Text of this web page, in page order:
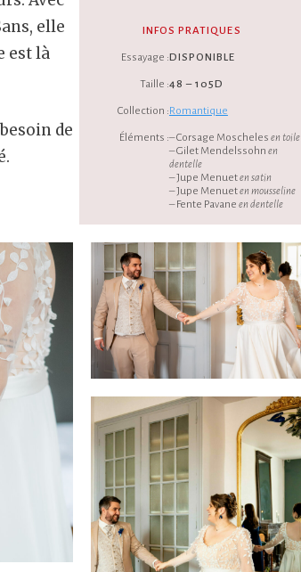
elle
est là
de
INFOS PRATIQUES
Essayage :
Taille :
Collection :
Éléments :
DISPONIBLE
48 – 105D
Romantique
– Corsage Moscheles en toile
– Gilet Mendelssohn en
dentelle
– Jupe Menueten satin
– Jupe Menueten mousseline
– Fente Pavane en dentelle